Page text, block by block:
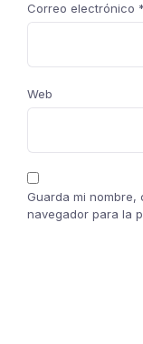
Correo electrónico *
Web
Guarda mi
navegador para la